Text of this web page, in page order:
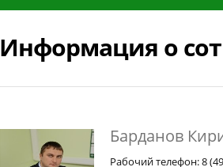
Информация о
Барданов
Рабочий телефон: 8